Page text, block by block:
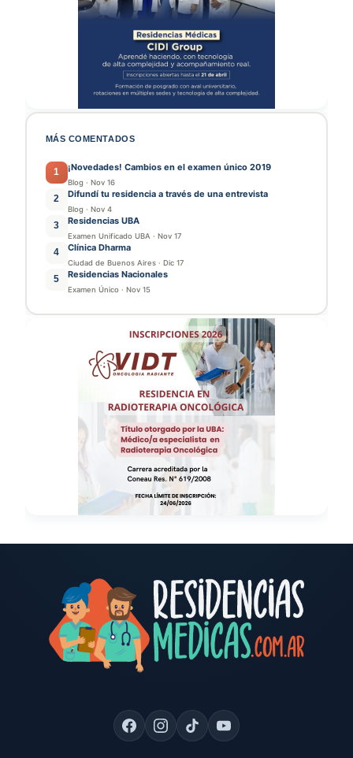
MÁS COMENTADOS
1 ¡Novedades! Cambios en el examen único 2019
Blog · Nov 16
2 Difundí tu residencia a través de una entrevista
Blog · Nov 4
3 Residencias UBA
Examen Unificado UBA · Nov 17
4 Clínica Dharma
Ciudad de Buenos Aires · Dic 17
5 Residencias Nacionales
Examen Único · Nov 15